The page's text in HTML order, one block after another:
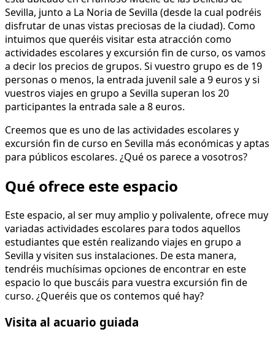
Sevilla, junto a La Noria de Sevilla (desde la cual podréis
disfrutar de unas vistas preciosas de la ciudad). Como
intuimos que queréis visitar esta atracción como
actividades escolares y excursión fin de curso, os vamos
a decir los precios de grupos. Si vuestro grupo es de 19
personas o menos, la entrada juvenil sale a 9 euros y si
vuestros viajes en grupo a Sevilla superan los 20
participantes la entrada sale a 8 euros.
Creemos que es uno de las actividades escolares y
excursión fin de curso en Sevilla más económicas y aptas
para públicos escolares. ¿Qué os parece a vosotros?
Qué ofrece este espacio
Este espacio, al ser muy amplio y polivalente, ofrece muy
variadas actividades escolares para todos aquellos
estudiantes que estén realizando viajes en grupo a
Sevilla y visiten sus instalaciones. De esta manera,
tendréis muchísimas opciones de encontrar en este
espacio lo que buscáis para vuestra excursión fin de
curso. ¿Queréis que os contemos qué hay?
Visita al acuario guiada